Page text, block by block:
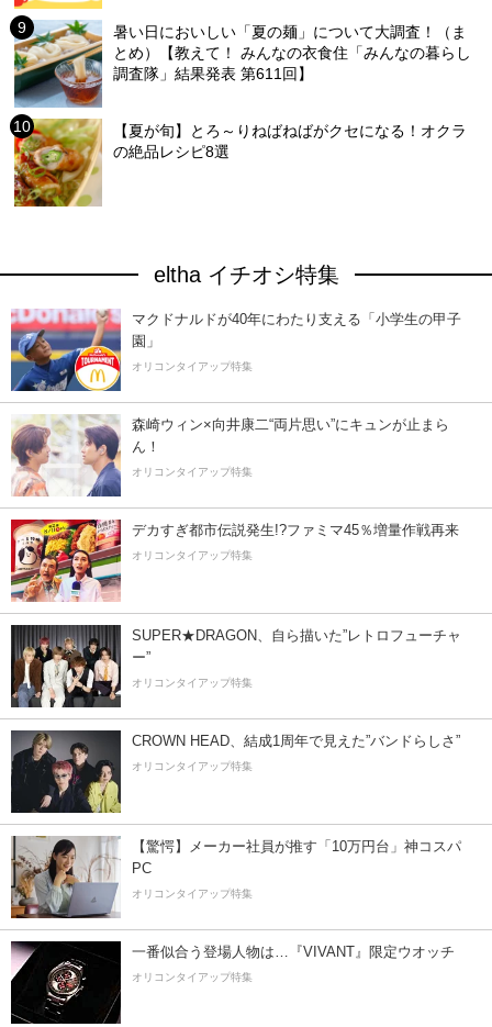
暑い日においしい「夏の麺」について大調査！（ま
とめ）【教えて！ みんなの衣食住「みんなの暮らし
調査隊」結果発表 第611回】
【夏が旬】とろ～りねばねばがクセになる！オクラ
の絶品レシピ8選
eltha イチオシ特集
マクドナルドが40年にわたり支える「小学生の甲子
園」
オリコンタイアップ特集
森崎ウィン×向井康二“両片思い”にキュンが止まら
ん！
オリコンタイアップ特集
デカすぎ都市伝説発生!?ファミマ45％増量作戦再来
オリコンタイアップ特集
SUPER★DRAGON、自ら描いた”レトロフューチャ
ー”
オリコンタイアップ特集
CROWN HEAD、結成1周年で見えた”バンドらしさ”
オリコンタイアップ特集
【驚愕】メーカー社員が推す「10万円台」神コスパ
PC
オリコンタイアップ特集
一番似合う登場人物は…『VIVANT』限定ウオッチ
オリコンタイアップ特集